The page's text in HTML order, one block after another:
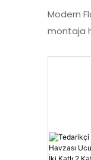
Modern
montaja